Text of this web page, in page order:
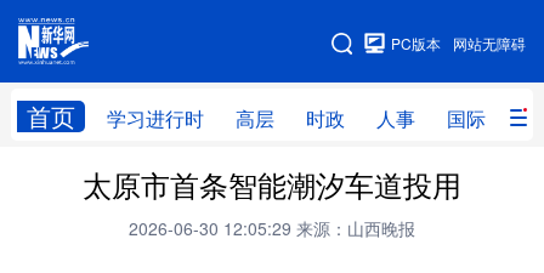
网站无障碍
PC版本
首页 学习进行时 高层 时政 人事 国际 财
网站地图
学习进行时 高层 时政 人事
财经 网评
太原市首条智能潮汐车道投用
2026-06-30 12:05:29 来源：山西晚报